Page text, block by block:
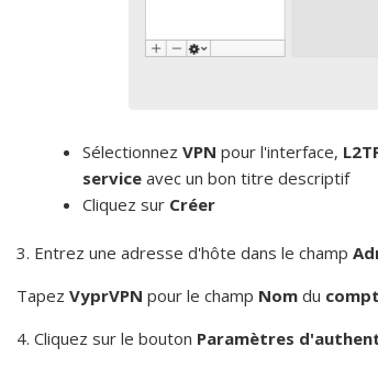
SélectionnezVPN pour l'interface,
service avec un bon titre descriptif
Cliquez sur Créer
3. Entrez une adresse d'hôte dans le champ
Tapez VyprVPN pour le champ Nom du
4. Cliquez sur le bouton Paramètres